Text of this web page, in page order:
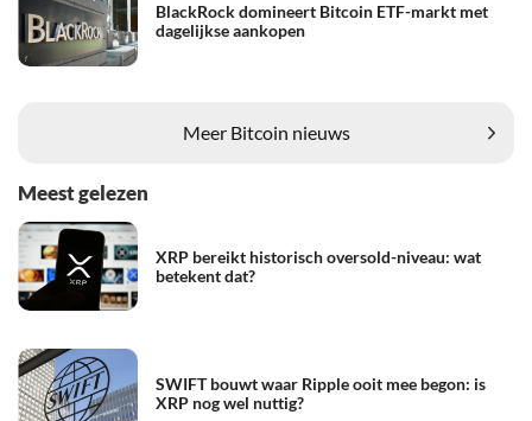
BlackRock domineert Bitcoin ETF-markt met
dagelijkse aankopen
Meer Bitcoin nieuws
Meest gelezen
XRP bereikt historisch oversold-niveau: wat
betekent dat?
SWIFT bouwt waar Ripple ooit mee begon: is
XRP nog wel nuttig?